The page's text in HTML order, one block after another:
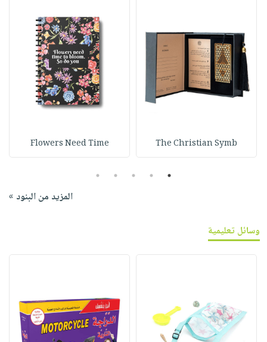
The Christian Symb
Flowers Need Time
1
2
3
4
5
المزيد من البنود »
وسائل تعليمية